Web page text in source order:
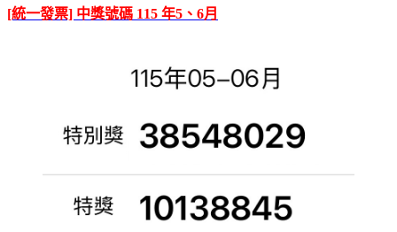
[統一發票] 中獎號碼 115 年5、6月